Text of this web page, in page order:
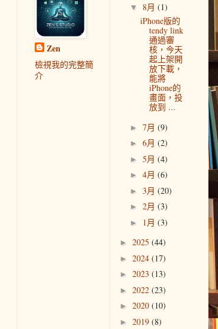
Zen
檢視我的完整簡
介
▼ 8月 (1)
iPhone版的
tendy link
通過審
核，今天
起上架開
放下載，
能將
iPhone的
畫面，投
放到 ...
► 7月 (9)
► 6月 (2)
► 5月 (4)
► 4月 (6)
► 3月 (20)
► 2月 (3)
► 1月 (3)
► 2025 (44)
► 2024 (17)
► 2023 (13)
► 2022 (23)
► 2020 (10)
► 2019 (8)